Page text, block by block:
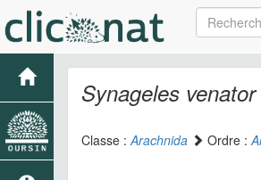
Synageles venator
Classe :Arachnida Ordre :